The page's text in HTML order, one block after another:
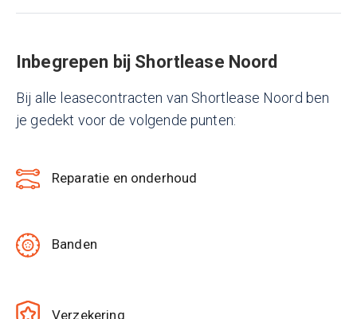
Inbegrepen bij Shortlease Noord
Bij alle leasecontracten van Shortlease Noord ben
je gedekt voor de volgende punten:
Reparatie en onderhoud
Banden
Verzekering